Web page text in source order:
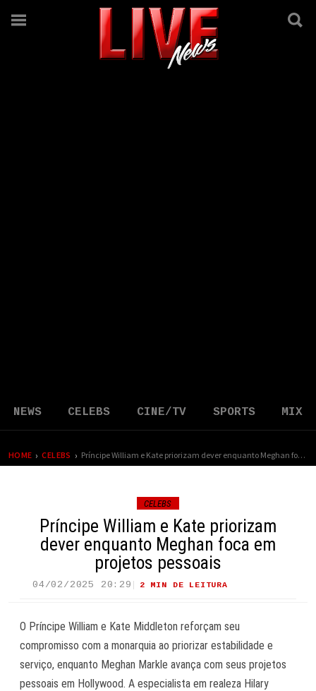
NEWS CELEBS CINE/TV SPORTS MIX
HOME › CELEBS › Príncipe William e Kate priorizam dever enquanto Meghan foca em projetos pessoais
CELEBS
Príncipe William e Kate priorizam
dever enquanto Meghan foca em
projetos pessoais
04/02/2025 20:29 2 MIN DE LEITURA
O Príncipe William e Kate Middleton reforçam seu
compromisso com a monarquia ao priorizar estabilidade e
serviço, enquanto Meghan Markle avança com seus projetos
pessoais em Hollywood. A especialista em realeza Hilary